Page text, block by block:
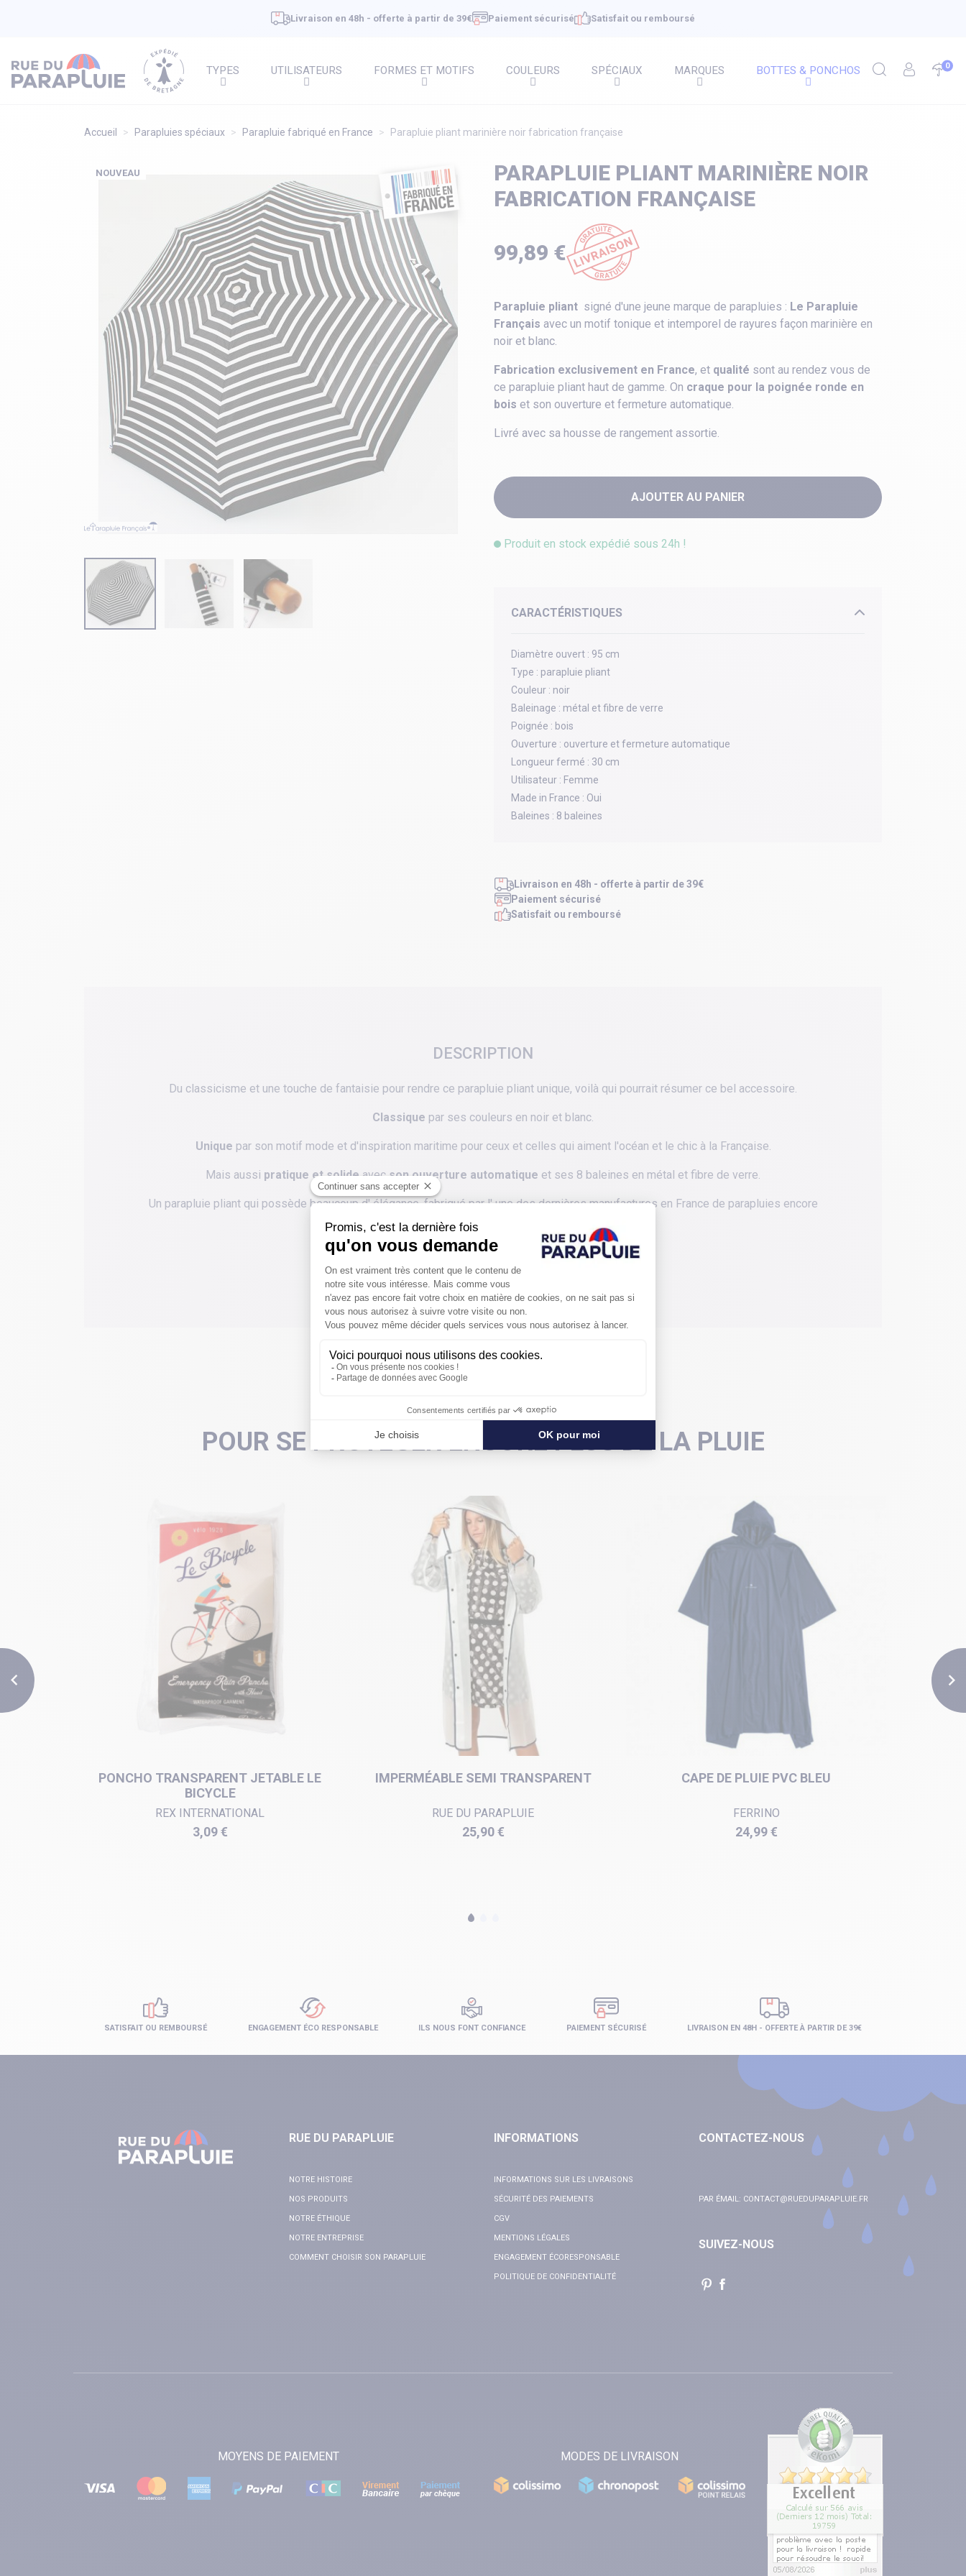
Livraison en 48h - offerte à partir de 39€ Paiement sécurisé Satisfait ou remboursé
0
TYPES UTILISATEURS FORMES ET MOTIFS COULEURS SPÉCIAUX MARQUES BOTTES & PONCHOS
Accueil Parapluies spéciaux Parapluie fabriqué en France Parapluie pliant marinière noir fabrication française
NOUVEAU
PARAPLUIE PLIANT MARINIÈRE NOIR
FABRICATION FRANÇAISE
99,89 €
Parapluie pliant signé d'une jeune marque de parapluies : Le Parapluie
Français avec un motif tonique et intemporel de rayures façon marinière en
noir et blanc.
Fabrication exclusivement en France, et qualité sont au rendez vous de
ce parapluie pliant haut de gamme. On craque pour la poignée ronde en
bois et son ouverture et fermeture automatique.
Livré avec sa housse de rangement assortie.
AJOUTER AU PANIER
Produit en stock expédié sous 24h !
CARACTÉRISTIQUES
Diamètre ouvert : 95 cm
Type : parapluie pliant
Couleur : noir
Baleinage : métal et fibre de verre
Poignée : bois
Ouverture : ouverture et fermeture automatique
Longueur fermé : 30 cm
Utilisateur : Femme
Made in France : Oui
Baleines : 8 baleines
Livraison en 48h - offerte à partir de 39€
Paiement sécurisé
Satisfait ou remboursé
DESCRIPTION
Du classicisme et une touche de fantaisie pour rendre ce parapluie pliant unique, voilà qui pourrait résumer ce bel accessoire.
Classique par ses couleurs en noir et blanc.
Unique par son motif mode et d'inspiration maritime pour ceux et celles qui aiment l'océan et le chic à la Française.
Mais aussi pratique et solide avec son ouverture automatique et ses 8 baleines en métal et fibre de verre.
Un parapluie pliant qui possède beaucoup d' élégance, fabriqué par l' une des dernières manufactures en France de parapluies encore
en activité.
Un parapluie à s'offrir ou à offrir sans hésitations !
POUR SE PROTÉGER ENCORE PLUS DE LA PLUIE

PONCHO TRANSPARENT JETABLE LE
BICYCLE
REX INTERNATIONAL
Prix
3,09 €
IMPERMÉABLE SEMI TRANSPARENT
RUE DU PARAPLUIE
Prix
25,90 €
CAPE DE PLUIE PVC BLEU
FERRINO
Prix
24,99 €

LIVRAISON EN 48H - OFFERTE À PARTIR DE 39€
PAIEMENT SÉCURISÉ
SATISFAIT OU REMBOURSÉ ENGAGEMENT ÉCO RESPONSABLE ILS NOUS FONT CONFIANCE
RUE DU PARAPLUIE
NOTRE HISTOIRE
NOS PRODUITS
NOTRE ÉTHIQUE
NOTRE ENTREPRISE
COMMENT CHOISIR SON PARAPLUIE
INFORMATIONS
INFORMATIONS SUR LES LIVRAISONS
SÉCURITÉ DES PAIEMENTS
CGV
MENTIONS LÉGALES
ENGAGEMENT ÉCORESPONSABLE
POLITIQUE DE CONFIDENTIALITÉ
CONTACTEZ-NOUS
PAR ÉMAIL: CONTACT@RUEDUPARAPLUIE.FR
SUIVEZ-NOUS
MOYENS DE PAIEMENT MODES DE LIVRAISON